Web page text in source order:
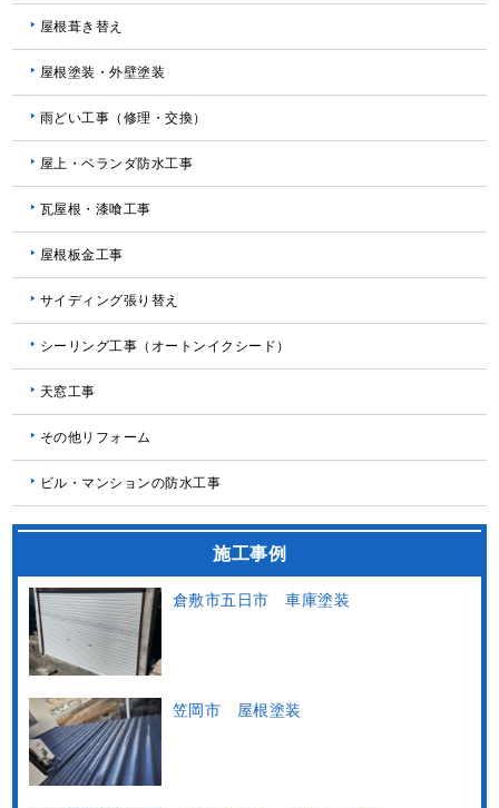
屋根葺き替え
屋根塗装・外壁塗装
雨どい工事（修理・交換）
屋上・ベランダ防水工事
瓦屋根・漆喰工事
屋根板金工事
サイディング張り替え
シーリング工事（オートンイクシード）
天窓工事
その他リフォーム
ビル・マンションの防水工事
施工事例
倉敷市五日市 車庫塗装
笠岡市 屋根塗装